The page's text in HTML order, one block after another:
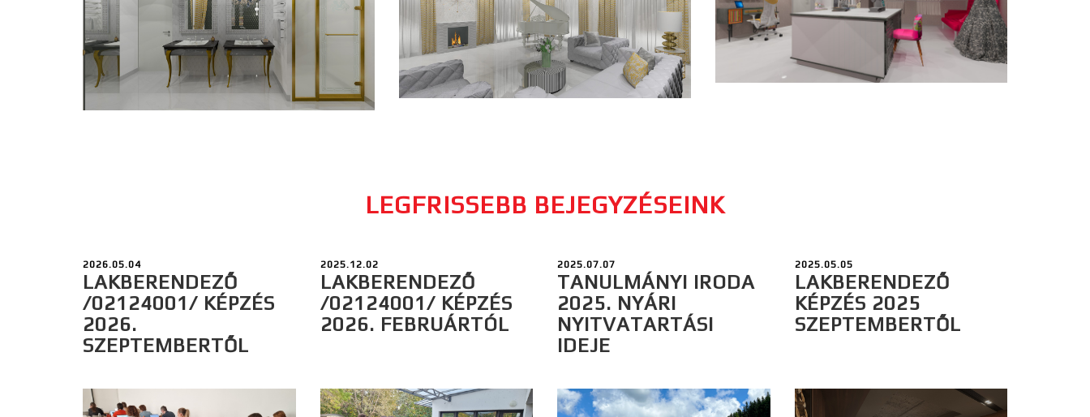
LEGFRISSEBB BEJEGYZÉSEINK
2026.05.04
LAKBERENDEZŐ
/02124001/ KÉPZÉS
2026.
SZEPTEMBERTŐL
2025.12.02
LAKBERENDEZŐ
/02124001/ KÉPZÉS
2026. FEBRUÁRTÓL
2025.07.07
TANULMÁNYI IRODA
2025. NYÁRI
NYITVATARTÁSI
IDEJE
2025.05.05
LAKBERENDEZŐ
KÉPZÉS 2025
SZEPTEMBERTŐL